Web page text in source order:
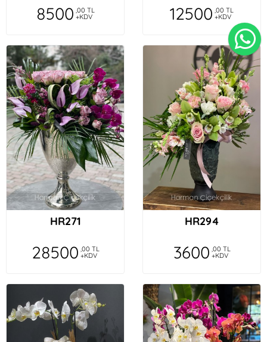
8500 ,00 TL
+KDV 12500 ,00 TL
+KDV
HR271
28500 ,00 TL
+KDV
HR294
3600 ,00 TL
+KDV